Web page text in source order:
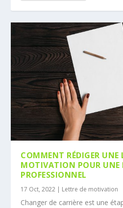
COMMENT RÉDIGER UNE
MOTIVATION POUR UNE
PROFESSIONNEL
17 Oct, 2022 | Lettre de motivation
Changer de carrière est une